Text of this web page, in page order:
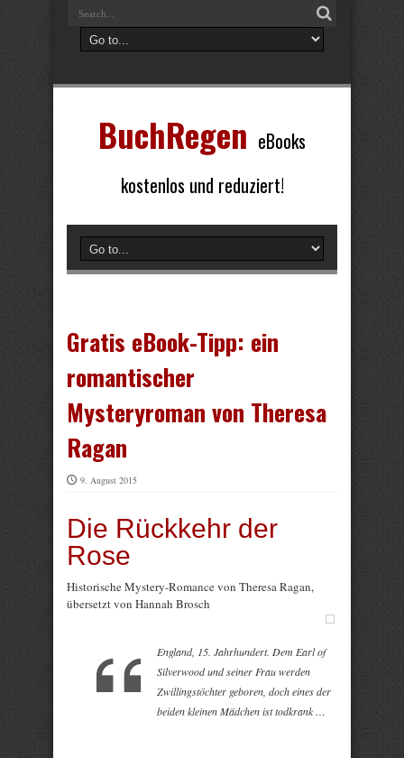
BuchRegen eBooks
kostenlos und reduziert!
Gratis eBook-Tipp: ein
romantischer
Mysteryroman von Theresa
Ragan
9. August 2015
Die Rückkehr der
Rose
Historische Mystery-Romance von Theresa Ragan,
übersetzt von Hannah Brosch
England, 15. Jahrhundert. Dem Earl of
Silverwood und seiner Frau werden
Zwillingstöchter geboren, doch eines der
beiden kleinen Mädchen ist todkrank …